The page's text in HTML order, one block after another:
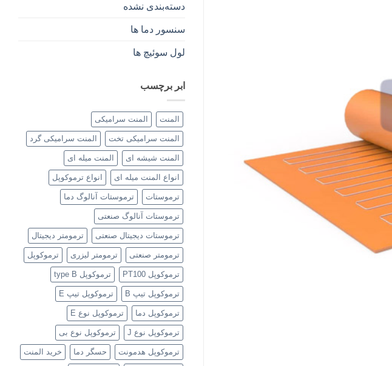
دسته‌بندی نشده
سنسور دما ها
لول سوئیچ ها
ابر برچسب
المنت المنت سرامیکی
المنت سرامیکی تخت المنت سرامیکی گرد
المنت شیشه ای المنت میله ای
انواع المنت میله ای انواع ترموکوپل
ترموستات ترموستات آنالوگ دما
ترموستات آنالوگ صنعتی
ترموستات دیجیتال صنعتی ترمومتر دیجیتال
ترمومتر صنعتی ترمومتر لیزری ترموکوپل
ترموکوپل PT100 ترموکوپل type B
ترموکوپل تیپ B ترموکوپل تیپ E
ترموکوپل دما ترموکوپل نوع E
ترموکوپل نوع J ترموکوپل نوع بی
ترموکوپل هدمونت حسگر دما خرید المنت